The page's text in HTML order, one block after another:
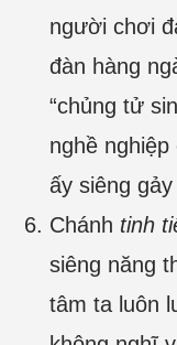
người chơi
đàn hàng
“chủng tử
nghề
ấy siêng
Chánh tinh
siêng năng
tâm ta luôn